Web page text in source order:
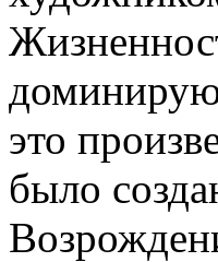
это
было